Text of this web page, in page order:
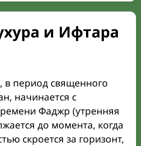
и Ифтара
в период священного
начинается с
Фаджр (утренняя
до момента, когда
скроется за горизонт,